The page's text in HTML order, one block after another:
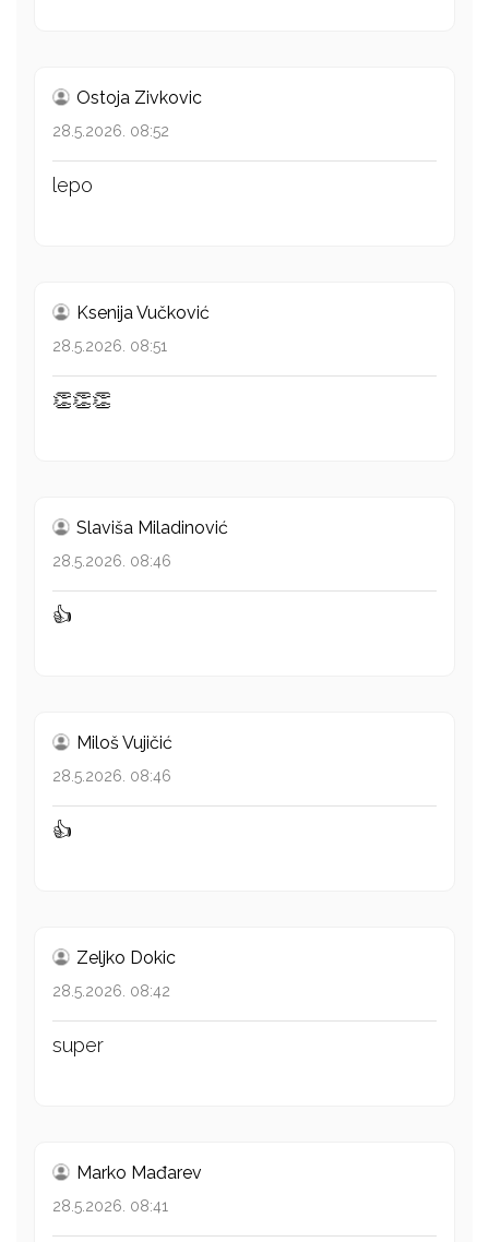
Ostoja Zivkovic
28.5.2026. 08:52
lepo
Ksenija Vučković
28.5.2026. 08:51
👏👏👏
Slaviša Miladinović
28.5.2026. 08:46
👍
Miloš Vujičić
28.5.2026. 08:46
👍
Zeljko Dokic
28.5.2026. 08:42
super
Marko Mađarev
28.5.2026. 08:41